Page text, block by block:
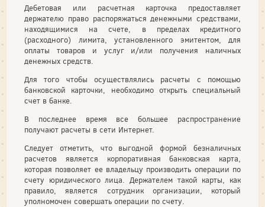
Дебетовая или расчетная карточка предоставляет
держателю право распоряжаться денежными средствами,
находящимися на счете, в пределах кредитного
(расходного) лимита, установленного эмитентом, для
оплаты товаров и услуг и/или получения наличных
денежных средств.
Для того чтобы осуществлялись расчеты с помощью
банковской карточки, необходимо открыть специальный
счет в банке.
В последнее время все большее распространение
получают расчеты в сети Интернет.
Следует отметить, что выгодной формой безналичных
расчетов является корпоративная банковская карта,
которая позволяет ее владельцу производить операции по
счету юридического лица. Держателем такой карты, как
правило, является сотрудник организации, который
уполномочен совершать операции по счету.